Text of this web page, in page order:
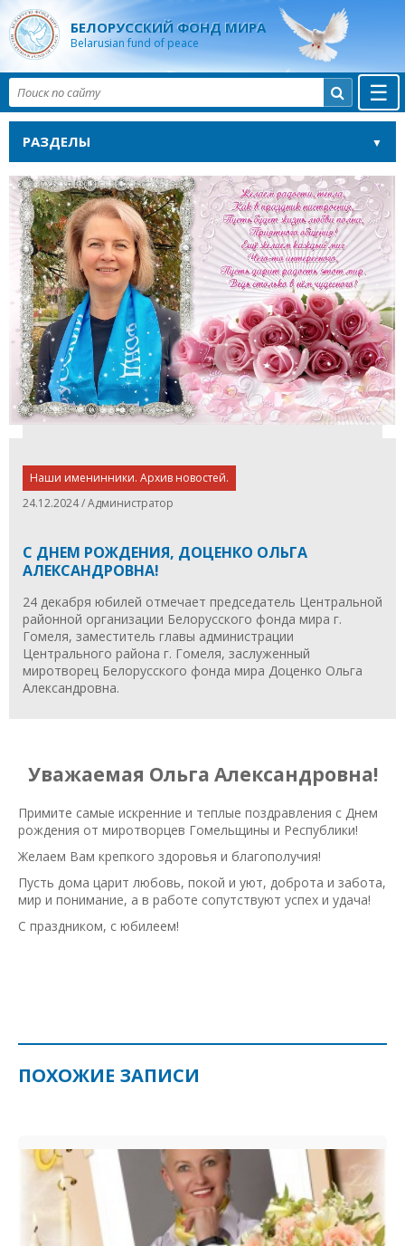
БЕЛОРУССКИЙ ФОНД МИРА
Belarusian fund of peace
☰

РАЗДЕЛЫ
Наши именинники. Архив новостей.
24.12.2024 / Администратор
С ДНЕМ РОЖДЕНИЯ, ДОЦЕНКО ОЛЬГА
АЛЕКСАНДРОВНА!
24 декабря юбилей отмечает председатель Центральной
районной организации Белорусского фонда мира г.
Гомеля, заместитель главы администрации
Центрального района г. Гомеля, заслуженный
миротворец Белорусского фонда мира Доценко Ольга
Александровна.
Уважаемая Ольга Александровна!
Примите самые искренние и теплые поздравления с Днем
рождения от миротворцев Гомельщины и Республики!
Желаем Вам крепкого здоровья и благополучия!
Пусть дома царит любовь, покой и уют, доброта и забота,
мир и понимание, а в работе сопутствуют успех и удача!
С праздником, с юбилеем!
ПОХОЖИЕ ЗАПИСИ